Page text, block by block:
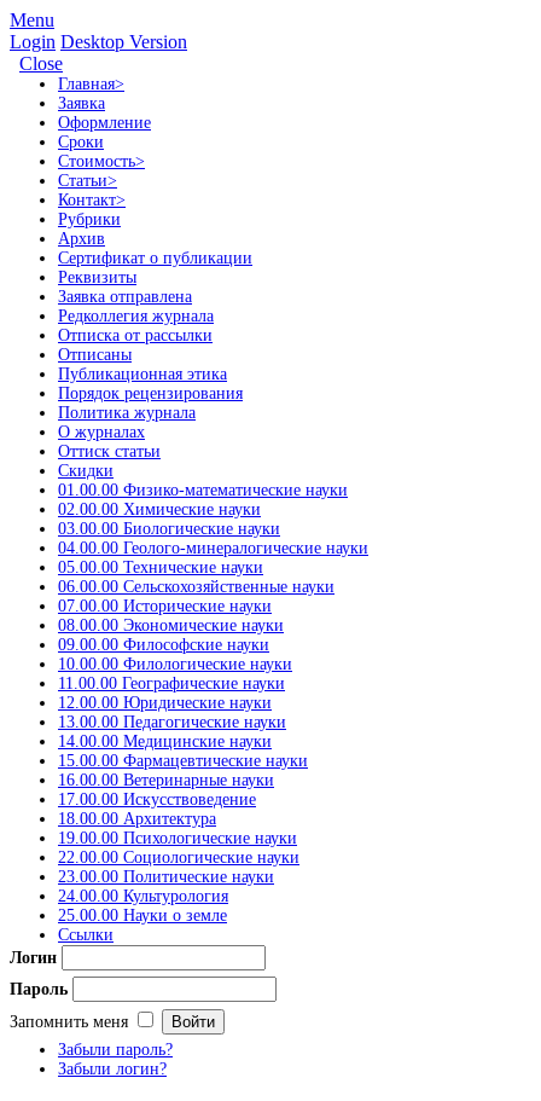
Menu
Login Desktop Version
Close
Главная>
Заявка
Оформление
Сроки
Стоимость>
Статьи>
Контакт>
Рубрики
Архив
Сертификат о публикации
Реквизиты
Заявка отправлена
Редколлегия журнала
Отписка от рассылки
Отписаны
Публикационная этика
Порядок рецензирования
Политика журнала
О журналах
Оттиск статьи
Скидки
01.00.00 Физико-математические науки
02.00.00 Химические науки
03.00.00 Биологические науки
04.00.00 Геолого-минералогические науки
05.00.00 Технические науки
06.00.00 Сельскохозяйственные науки
07.00.00 Исторические науки
08.00.00 Экономические науки
09.00.00 Философские науки
10.00.00 Филологические науки
11.00.00 Географические науки
12.00.00 Юридические науки
13.00.00 Педагогические науки
14.00.00 Медицинские науки
15.00.00 Фармацевтические науки
16.00.00 Ветеринарные науки
17.00.00 Искусствоведение
18.00.00 Архитектура
19.00.00 Психологические науки
22.00.00 Социологические науки
23.00.00 Политические науки
24.00.00 Культурология
25.00.00 Науки о земле
Ссылки
Логин
Пароль
Запомнить меня
Забыли пароль?
Забыли логин?